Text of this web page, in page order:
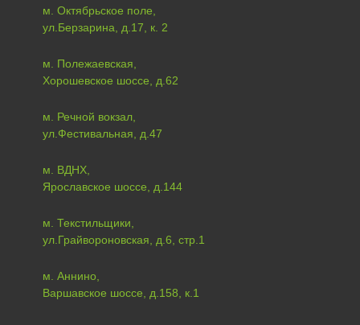
м. Октябрьское поле,
ул.Берзарина, д.17, к. 2
м. Полежаевская,
Хорошевское шоссе, д.62
м. Речной вокзал,
ул.Фестивальная, д.47
м. ВДНХ,
Ярославское шоссе, д.144
м. Текстильщики,
ул.Грайвороновская, д.6, стр.1
м. Аннино,
Варшавское шоссе, д.158, к.1